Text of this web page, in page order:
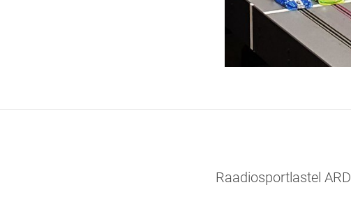
Raadiosportlastel